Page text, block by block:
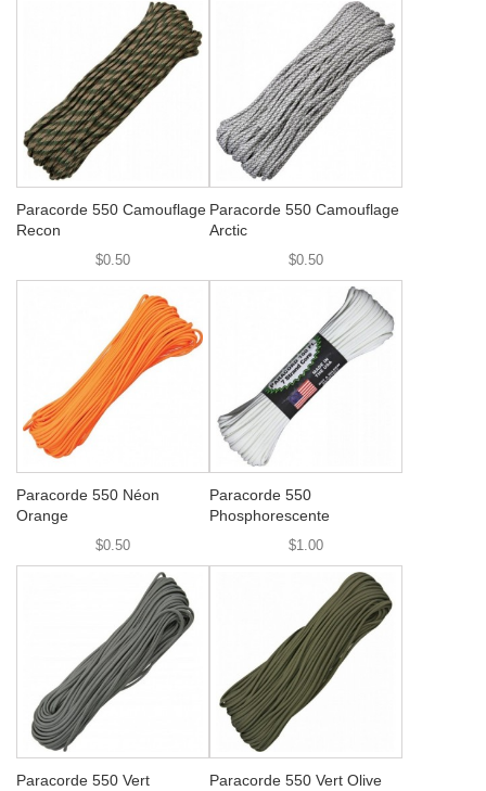
Paracorde 550 Camouflage
Recon
$0.50
Paracorde 550 Camouflage
Arctic
$0.50
Paracorde 550 Néon
Orange
$0.50
Paracorde 550
Phosphorescente
$1.00
Paracorde 550 Vert
Paracorde 550 Vert Olive